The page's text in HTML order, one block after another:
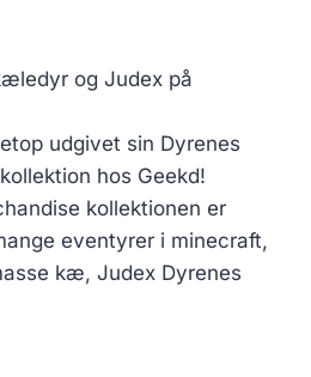
og Judex på
udgivet sin Dyrenes
hos Geekd!
kollektionen er
eventyrer i minecraft,
kæ, Judex Dyrenes